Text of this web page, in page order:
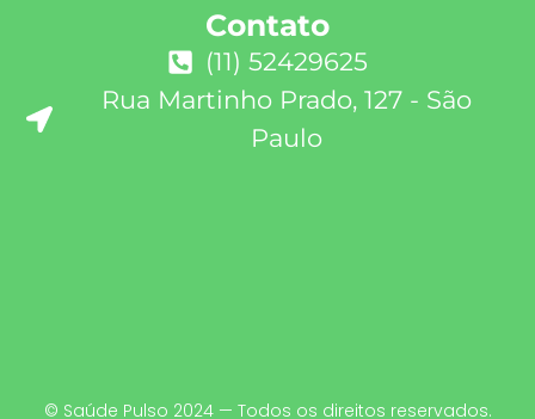
Contato
(11) 52429625
Rua Martinho Prado, 127 - São
Paulo
© Saúde Pulso 2024 — Todos os direitos reservados.